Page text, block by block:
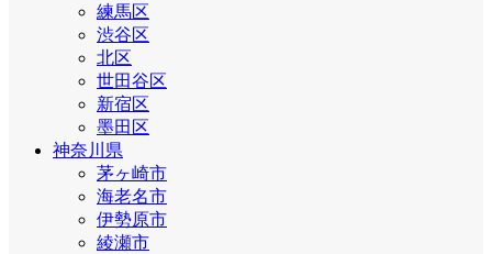
練馬区
渋谷区
北区
世田谷区
新宿区
墨田区
神奈川県
茅ヶ崎市
海老名市
伊勢原市
綾瀬市